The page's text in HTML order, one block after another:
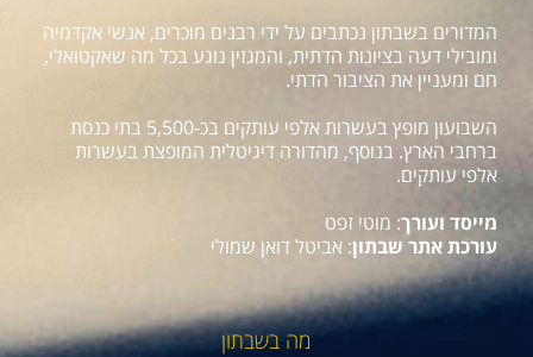
המדורים בשבתון נכתבים על ידי רבנים מוכרים, אנשי אקדמיה
ומובילי דעה בציונות הדתית, והמגזין נוגע בכל מה שאקטואלי,
חם ומעניין את הציבור הדתי.
השבועון מופץ בעשרות אלפי עותקים בכ-5,500 בתי כנסת
ברחבי הארץ. בנוסף, מהדורה דיגיטלית המופצת בעשרות
אלפי עותקים.
מייסד ועורך: מוטי זפט
עורכת אתר שבתון: אביטל דואן שמולי
מה בשבתון